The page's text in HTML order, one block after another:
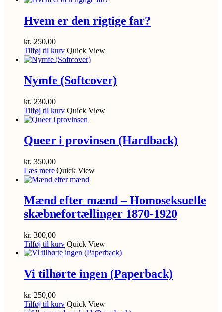
Hvem er den rigtige far?
kr. 250,00
Tilføj til kurv Quick View
Nymfe (Softcover)
kr. 230,00
Tilføj til kurv Quick View
Queer i provinsen (Hardback)
kr. 350,00
Læs mere Quick View
Mænd efter mænd – Homoseksuelle
skæbnefortællinger 1870-1920
kr. 300,00
Tilføj til kurv Quick View
Vi tilhørte ingen (Paperback)
kr. 250,00
Tilføj til kurv Quick View